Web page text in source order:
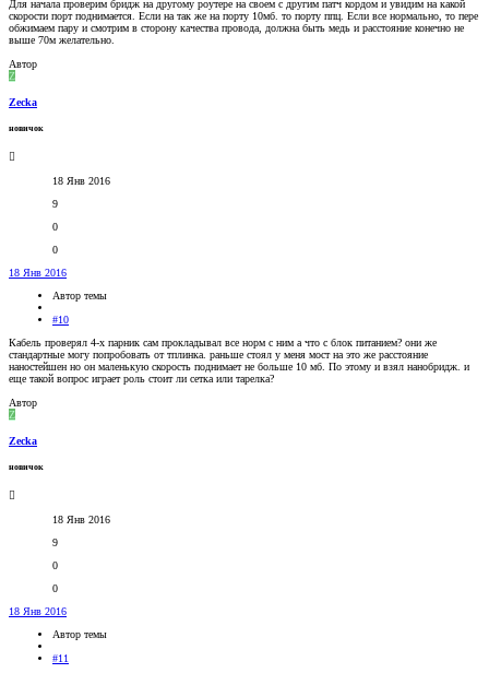
Для начала проверим бридж на другому роутере на своем с другим патч кордом и увидим на какой
скорости порт поднимается. Если на так же на порту 10мб. то порту ппц. Если все нормально, то пере
обжимаем пару и смотрим в сторону качества провода, должна быть медь и расстояние конечно не
выше 70м желательно.
Автор
Z
Zecka
новичок
18 Янв 2016
9
0
0
18 Янв 2016
Автор темы
#10
Кабель проверял 4-х парник сам прокладывал все норм с ним а что с блок питанием? они же
стандартные могу попробовать от тплинка. раньше стоял у меня мост на это же расстояние
наностейшен но он маленькую скорость поднимает не больше 10 мб. По этому и взял нанобридж. и
еще такой вопрос играет роль стоит ли сетка или тарелка?
Автор
Z
Zecka
новичок
18 Янв 2016
9
0
0
18 Янв 2016
Автор темы
#11